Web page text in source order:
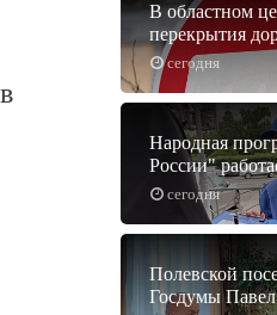
сегодня
В областном
перекрытия
сегодня
Народная
России"
Полевской
Госдумы